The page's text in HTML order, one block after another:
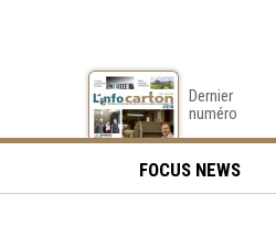
Dernier
numéro
FOCUS NEWS